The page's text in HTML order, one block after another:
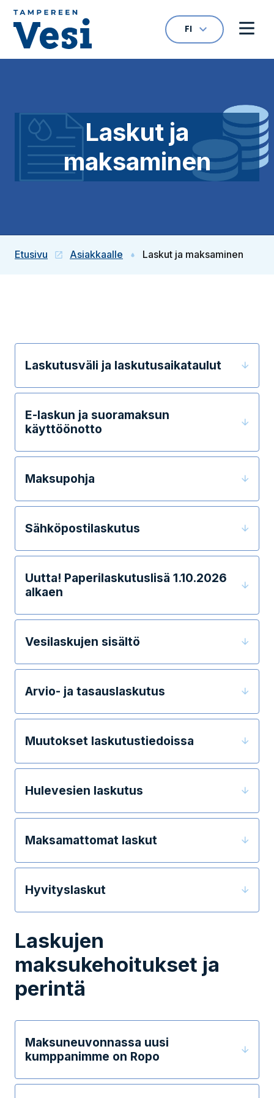
Siirry sisältöön
Siirry etusivulle
VALITTU KIELI:
FI
Avaa
Laskut ja
maksaminen
Etusivu(Linkki vie ulkopuoliselle sivustolle)
Asiakkaalle Laskut ja maksaminen
Laskutusväli ja laskutusaikataulut
E-laskun ja suoramaksun
käyttöönotto
Maksupohja
Sähköpostilaskutus
Uutta! Paperilaskutuslisä 1.10.2026
alkaen
Vesilaskujen sisältö
Arvio- ja tasauslaskutus
Muutokset laskutustiedoissa
Hulevesien laskutus
Maksamattomat laskut
Hyvityslaskut
Laskujen
maksukehoitukset ja
perintä
Maksuneuvonnassa uusi
kumppanimme on Ropo